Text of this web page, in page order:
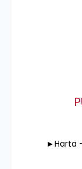
►Harta